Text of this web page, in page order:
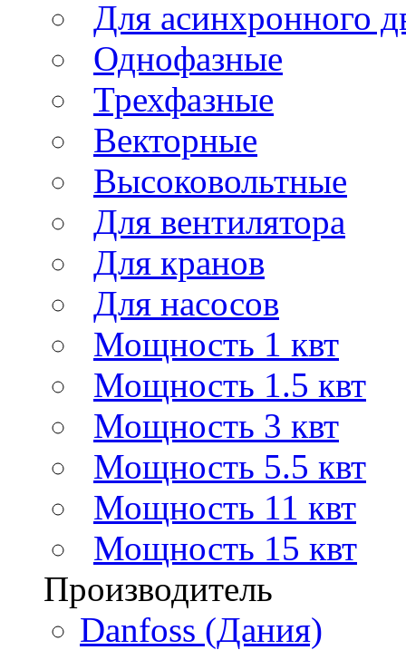
Для асинхронного
Однофазные
Трехфазные
Векторные
Высоковольтные
Для вентилятора
Для кранов
Для насосов
Мощность 1 квт
Мощность 1.5 квт
Мощность 3 квт
Мощность 5.5 квт
Мощность 11 квт
Мощность 15 квт
Производитель
Danfoss (Дания)